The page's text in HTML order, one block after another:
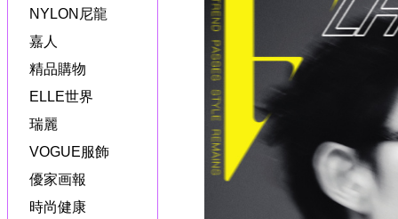
NYLON尼龍
嘉人
精品購物
ELLE世界
瑞麗
VOGUE服飾
優家画報
時尚健康